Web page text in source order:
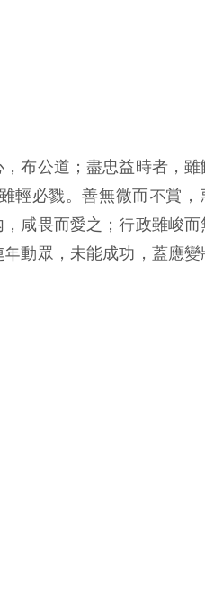
布公道；盡忠益時者，
輕必戮。善無微而不賞，
咸畏而愛之；行政雖峻而
動眾，未能成功，蓋應